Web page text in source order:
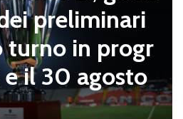
ello con il
zei sempre più